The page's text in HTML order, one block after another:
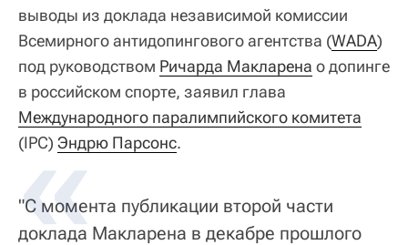
выводы из доклада независимой комиссии
Всемирного антидопингового агентства (WADA)
под руководством Ричарда Макларена о допинге
в российском спорте, заявил глава
Международного паралимпийского комитета
(IPC) Эндрю Парсонс.
"С момента публикации второй части
доклада Макларена в декабре прошлого